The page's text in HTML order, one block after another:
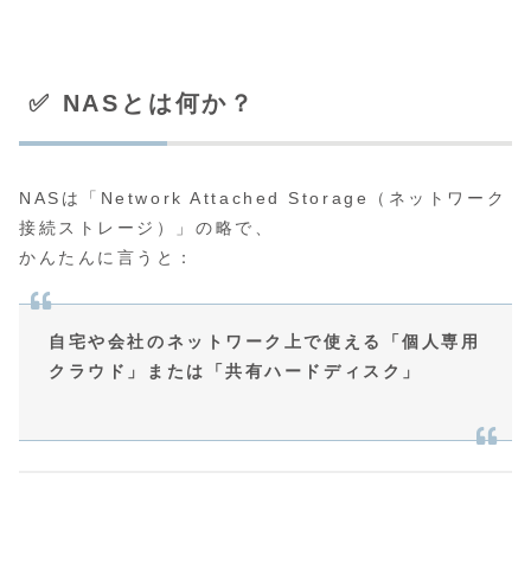
✅ NASとは何か？
NASは「Network Attached Storage（ネットワーク
接続ストレージ）」の略で、
かんたんに言うと：
自宅や会社のネットワーク上で使える「個人専用
クラウド」または「共有ハードディスク」